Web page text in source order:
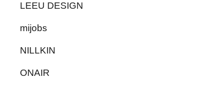
LEEU DESIGN
mijobs
NILLKIN
ONAIR